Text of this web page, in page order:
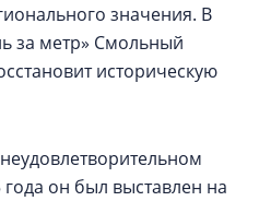
значения. В
за метр» Смольный
историческую
он был выставлен на